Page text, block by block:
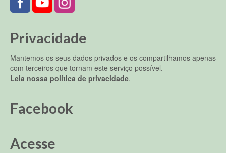
Privacidade
Mantemos os seus dados privados e os compartilhamos apenas
com terceiros que tornam este serviço possível.
Leia nossa política de privacidade.
Facebook
Acesse